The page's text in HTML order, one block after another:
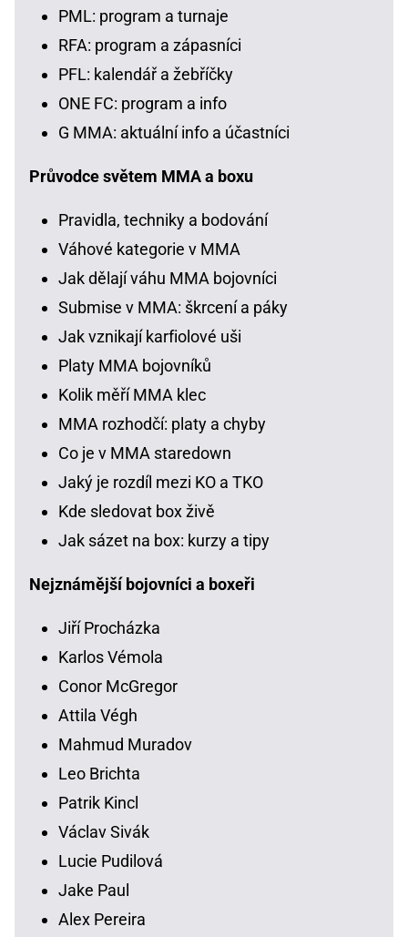
PML: program a turnaje
RFA: program a zápasníci
PFL: kalendář a žebříčky
ONE FC: program a info
G MMA: aktuální info a účastníci
Průvodce světem MMA a boxu
Pravidla, techniky a bodování
Váhové kategorie v MMA
Jak dělají váhu MMA bojovníci
Submise v MMA: škrcení a páky
Jak vznikají karfiolové uši
Platy MMA bojovníků
Kolik měří MMA klec
MMA rozhodčí: platy a chyby
Co je v MMA staredown
Jaký je rozdíl mezi KO a TKO
Kde sledovat box živě
Jak sázet na box: kurzy a tipy
Nejznámější bojovníci a boxeři
Jiří Procházka
Karlos Vémola
Conor McGregor
Attila Végh
Mahmud Muradov
Leo Brichta
Patrik Kincl
Václav Sivák
Lucie Pudilová
Jake Paul
Alex Pereira